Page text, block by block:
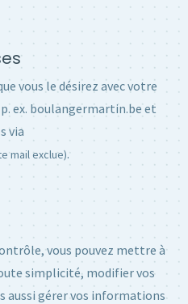
vous le désirez avec votre
ex. boulangermartin.be et
via
mail exclue).
vous pouvez mettre à
simplicité, modifier vos
aussi gérer vos informations